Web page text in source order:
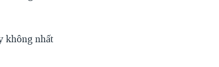
không nhất